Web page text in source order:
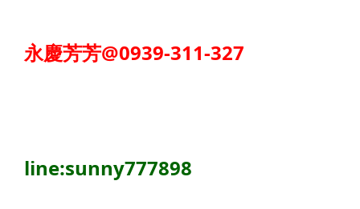
永慶芳芳@0939-311-327
line:sunny777898